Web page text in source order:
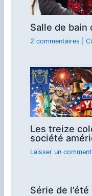
Salle de bain
2 commentaires
Les treize
société
Laisser un
Série de l’été